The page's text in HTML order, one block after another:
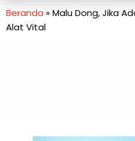
Beranda »Malu Dong, Jika
Alat Vital